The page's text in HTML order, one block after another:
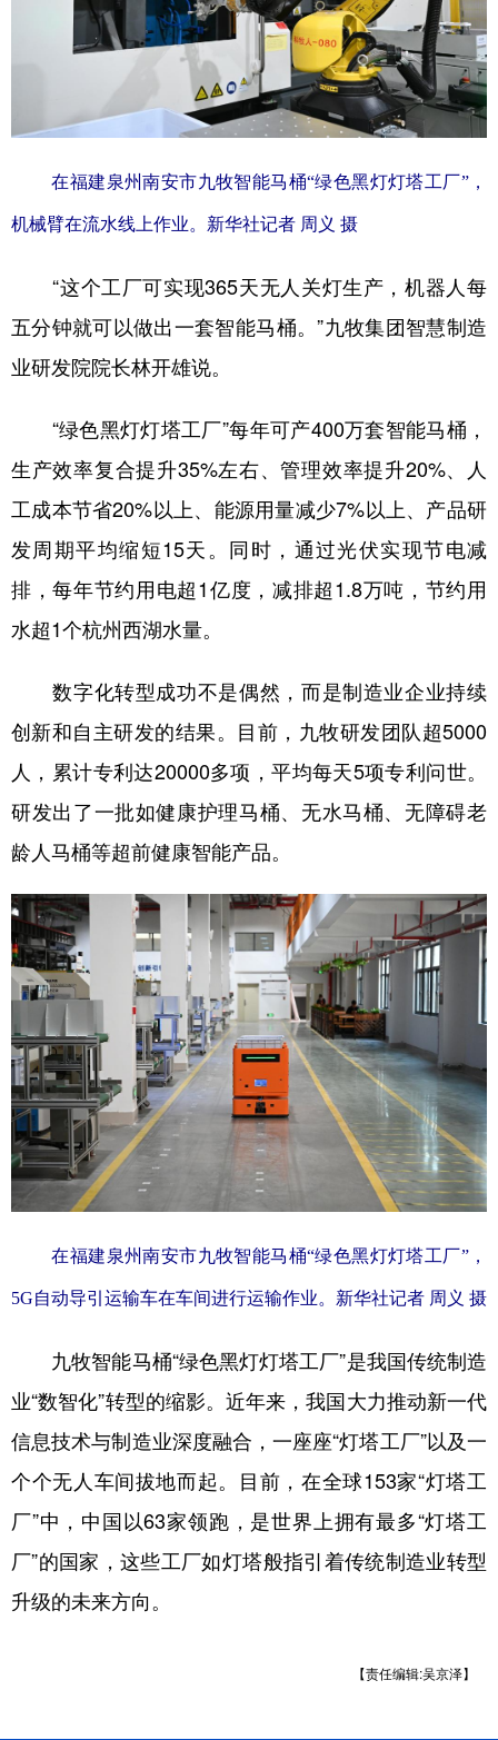
多语种频道
Español Français عربى
Русский язык 日本語 한국어
在福建泉州南安市九牧智能马桶“绿色黑灯灯塔工厂”，
机械臂在流水线上作业。新华社记者 周义 摄
“这个工厂可实现365天无人关灯生产，机器人每
五分钟就可以做出一套智能马桶。”九牧集团智慧制造
业研发院院长林开雄说。
“绿色黑灯灯塔工厂”每年可产400万套智能马桶，
生产效率复合提升35%左右、管理效率提升20%、人
工成本节省20%以上、能源用量减少7%以上、产品研
发周期平均缩短15天。同时，通过光伏实现节电减
排，每年节约用电超1亿度，减排超1.8万吨，节约用
水超1个杭州西湖水量。
数字化转型成功不是偶然，而是制造业企业持续
创新和自主研发的结果。目前，九牧研发团队超5000
人，累计专利达20000多项，平均每天5项专利问世。
研发出了一批如健康护理马桶、无水马桶、无障碍老
龄人马桶等超前健康智能产品。
在福建泉州南安市九牧智能马桶“绿色黑灯灯塔工厂”，
5G自动导引运输车在车间进行运输作业。新华社记者 周义 摄
九牧智能马桶“绿色黑灯灯塔工厂”是我国传统制造
业“数智化”转型的缩影。近年来，我国大力推动新一代
信息技术与制造业深度融合，一座座“灯塔工厂”以及一
个个无人车间拔地而起。目前，在全球153家“灯塔工
厂”中，中国以63家领跑，是世界上拥有最多“灯塔工
厂”的国家，这些工厂如灯塔般指引着传统制造业转型
升级的未来方向。
【责任编辑:吴京泽】